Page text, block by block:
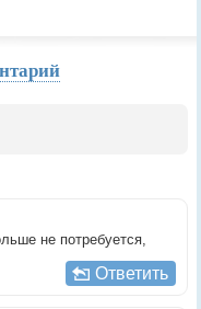
не потребуется,
Ответить